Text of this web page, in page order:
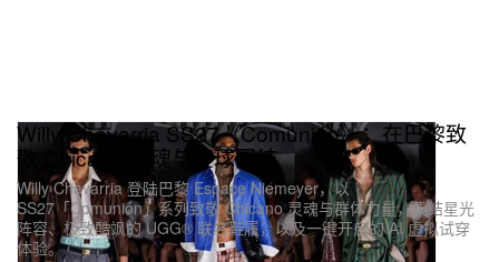
Willy Chavarria SS27《Comunión》：在巴黎致
敬 Chicano 灵魂与全球团结
Willy Chavarria 登陆巴黎 Espace Niemeyer，以
SS27「Comunión」系列致敬 Chicano 灵魂与群体力量，集结星光
阵容、极致酷飒的 UGG® 联名鞋履，以及一键开启的 AI 虚拟试穿
体验。